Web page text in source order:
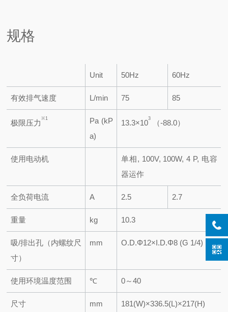
规格
Unit 50Hz 60Hz
有效排气速度 L/min 75 85
极限压力
※1
Pa (kP
a)
13.3×10
3
（-88.0）
使用电动机
单相, 100V, 100W, 4 P, 电容
器运作
全负荷电流 A 2.5 2.7
重量 kg 10.3
吸/排出孔（内螺纹尺
寸）
mm O.D.Φ12×I.D.Φ8 (G 1/4)
使用环境温度范围 ℃ 0～40
尺寸 mm 181(W)×336.5(L)×217(H)